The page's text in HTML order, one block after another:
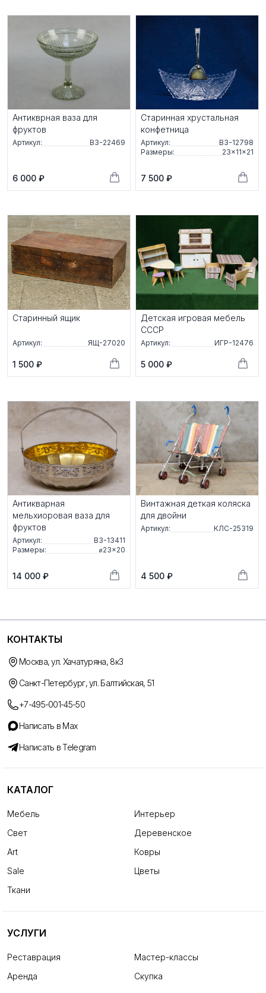
Антикврная ваза для
фруктов
Артикул: ВЗ-22469
6 000 ₽
Старинная хрустальная
конфетница
Артикул:
ВЗ-12798
Размеры:
23×11×21
7 500 ₽
Старинный ящик
Артикул: ЯЩ-27020
1 500 ₽
Детскaя игpовaя мебeль
СCСP
Артикул: ИГР-12476
5 000 ₽
Антикварная
мельхиоровая ваза для
фруктов
Артикул:
ВЗ-13411
Размеры:
⌀23×20
14 000 ₽
Винтажная деткая коляска
для двойни
Артикул: КЛС-25319
4 500 ₽
КОНТАКТЫ
Москва, ул. Хачатуряна, 8к3
Санкт-Петербург, ул. Балтийская, 51
+7-495-001-45-50
Написать в Max
Написать в Telegram
КАТАЛОГ
Мебель
Интерьер
Свет
Деревенское
Art
Ковры
Sale
Цветы
Ткани
УСЛУГИ
Реставрация
Мастер-классы
Аренда
Скупка